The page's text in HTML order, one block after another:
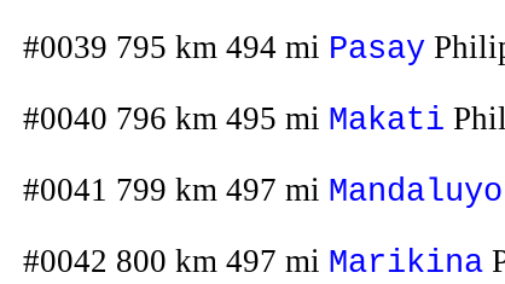
#0039 795 km 494 mi Pasay
#0040 796 km 495 mi Makati
#0041 799 km 497 mi
#0042 800 km 497 mi Marikina